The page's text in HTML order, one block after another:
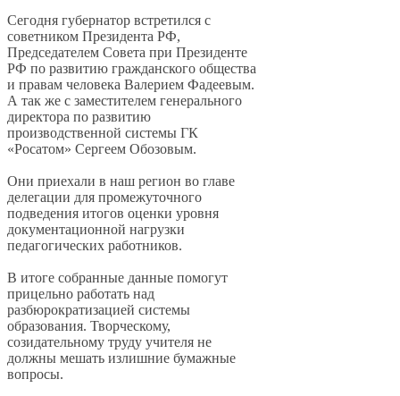
Сегодня губернатор встретился с
советником Президента РФ,
Председателем Совета при Президенте
РФ по развитию гражданского общества
и правам человека Валерием Фадеевым.
А так же с заместителем генерального
директора по развитию
производственной системы ГК
«Росатом» Сергеем Обозовым.
Они приехали в наш регион во главе
делегации для промежуточного
подведения итогов оценки уровня
документационной нагрузки
педагогических работников.
В итоге собранные данные помогут
прицельно работать над
разбюрократизацией системы
образования. Творческому,
созидательному труду учителя не
должны мешать излишние бумажные
вопросы.